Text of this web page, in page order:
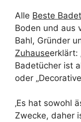
Alle Beste
Boden und aus
Bahl, Gründer
Zuhauseerklärt:
Badetücher ist
oder
‚Es hat sowohl
Zwecke, daher